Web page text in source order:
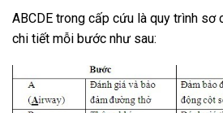
ABCDE trong cấp cứu là quy trình sơ
chi tiết mỗi bước như sau: